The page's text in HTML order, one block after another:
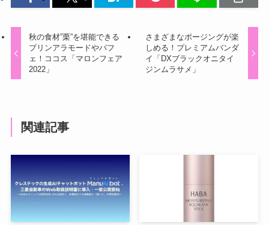
秋の食材”栗”を堪能できる
プリンアラモードやパフ
ェ！ココス「マロンフェア
2022」
さまざまなポージングが楽
しめる！プレミアムバンダ
イ「DXブラックオニタイ
ジンムラサメ」
関連記事